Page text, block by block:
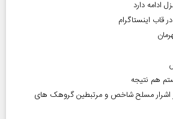
ادامه دارد
قاب اینستاگرام
هم نتیجه
تعداد ۸ نفر از اشرار مسلح شاخص و مرتبطین گروهک های